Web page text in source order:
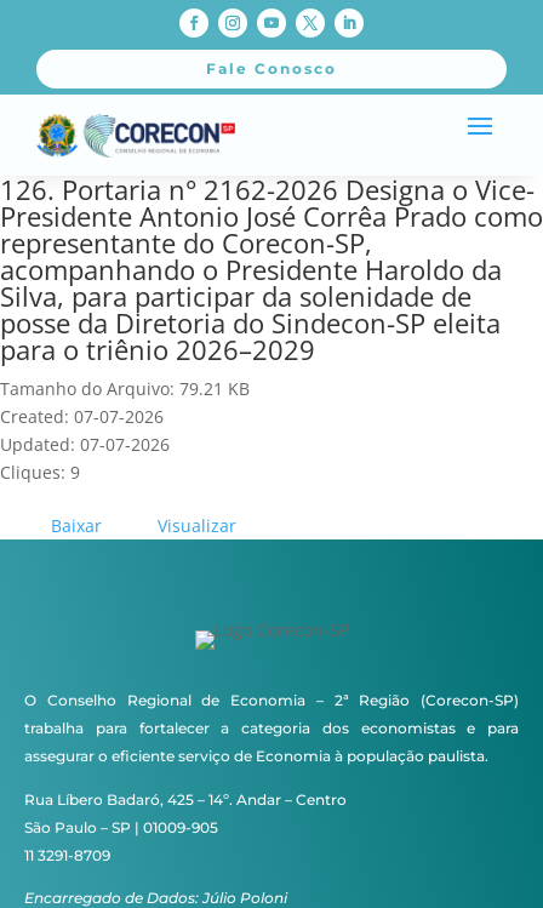
Fale Conosco
126. Portaria n° 2162-2026 Designa o Vice-
Presidente Antonio José Corrêa Prado como
representante do Corecon-SP,
acompanhando o Presidente Haroldo da
Silva, para participar da solenidade de
posse da Diretoria do Sindecon-SP eleita
para o triênio 2026–2029
Tamanho do Arquivo: 79.21 KB
Created: 07-07-2026
Updated: 07-07-2026
Cliques: 9
Baixar Visualizar
O Conselho Regional de Economia – 2ª Região (Corecon-SP)
trabalha para fortalecer a categoria dos economistas e para
assegurar o eficiente serviço de Economia à população paulista.
Rua Líbero Badaró, 425 – 14º. Andar – Centro
São Paulo – SP | 01009-905
11 3291-8709
Encarregado de Dados: Júlio Poloni